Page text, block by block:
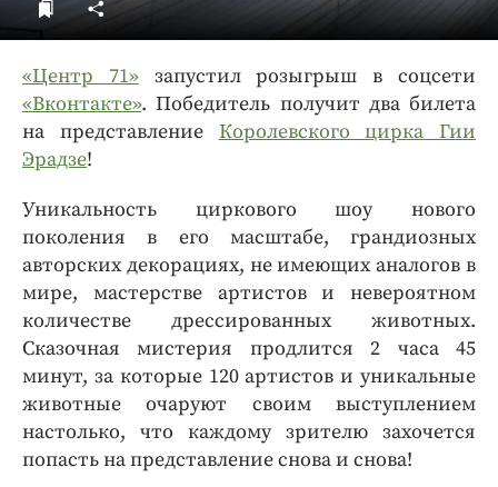
«Центр 71»запустил розыгрыш в соцсети
«Вконтакте». Победитель получит два билета
на представление Королевского цирка Гии
Эрадзе!
Уникальность циркового шоу нового
поколения в его масштабе, грандиозных
авторских декорациях, не имеющих аналогов в
мире, мастерстве артистов и невероятном
количестве дрессированных животных.
Сказочная мистерия продлится 2 часа 45
минут, за которые 120 артистов и уникальные
животные очаруют своим выступлением
настолько, что каждому зрителю захочется
попасть на представление снова и снова!